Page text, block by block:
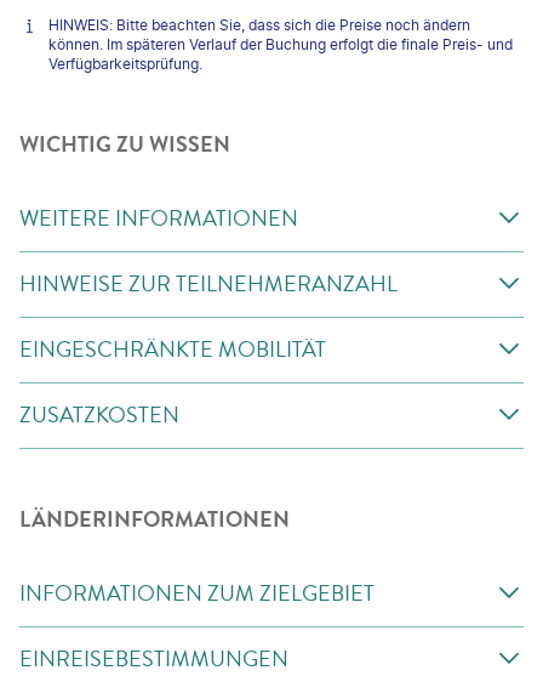
HINWEIS: Bitte beachten Sie, dass sich die Preise noch ändern
können. Im späteren Verlauf der Buchung erfolgt die finale Preis- und
Verfügbarkeitsprüfung.
WICHTIG ZU WISSEN
WEITERE INFORMATIONEN
HINWEISE ZUR TEILNEHMERANZAHL
EINGESCHRÄNKTE MOBILITÄT
ZUSATZKOSTEN
LÄNDERINFORMATIONEN
INFORMATIONEN ZUM ZIELGEBIET
EINREISEBESTIMMUNGEN